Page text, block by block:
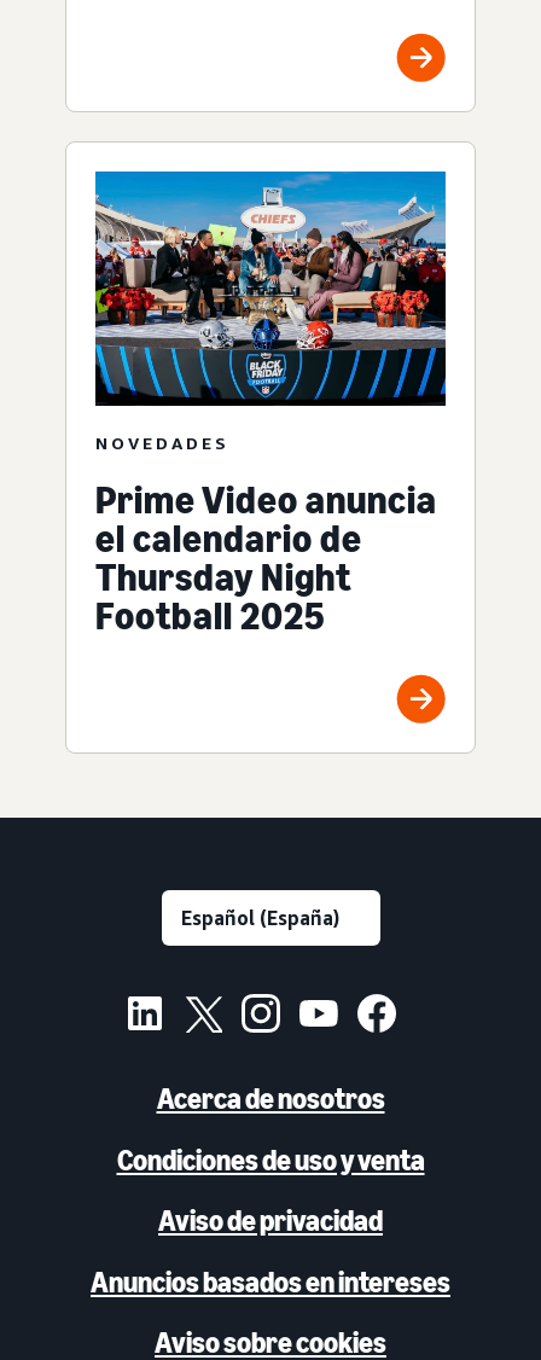
NOVEDADES
Prime Video anuncia
el calendario de
Thursday Night
Football 2025
Acerca de nosotros
Condiciones de uso y venta
Aviso de privacidad
Anuncios basados en intereses
Aviso sobre cookies